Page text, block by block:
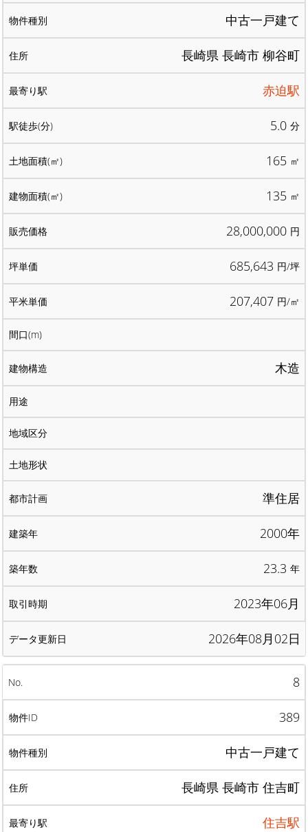
中古一戸建て
長崎県 長崎市 柳谷町
赤迫駅
5.0 分
165 ㎡
135 ㎡
28,000,000 円
685,643 円/坪
207,407 円/㎡
木造
準住居
2000年
23.3 年
2023年06月
2026年08月02日
8
389
中古一戸建て
長崎県 長崎市 住吉町
住吉駅